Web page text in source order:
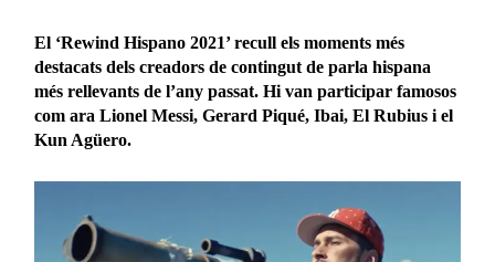
El ‘Rewind Hispano 2021’ recull els moments més
destacats dels creadors de contingut de parla hispana
més rellevants de l’any passat. Hi van participar famosos
com ara Lionel Messi, Gerard Piqué, Ibai, El Rubius i el
Kun Agüero.